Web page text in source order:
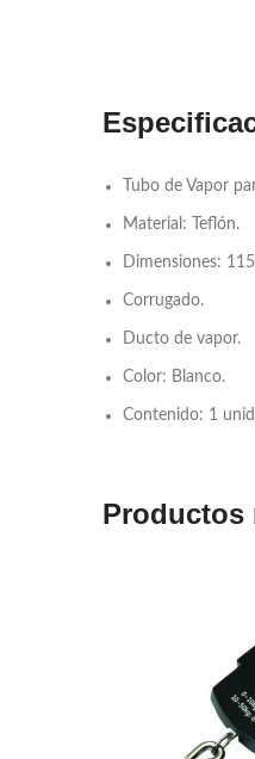
Tubo de Vapor
Material: Teflón.
Dimensiones:
Corrugado.
Ducto de vapor.
Color: Blanco.
Contenido: 1
Productos